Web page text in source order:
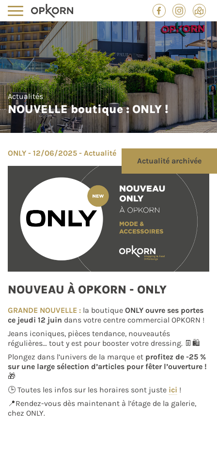
Actualités
NOUVELLE boutique : ONLY !
Actualité archivée
ONLY - 12/06/2025 - Actualité
NOUVEAU À OPKORN - ONLY
GRANDE NOUVELLE : la boutique ONLY ouvre ses portes
ce jeudi 12 juin dans votre centre commercial OPKORN !
Jeans iconiques, pièces tendance, nouveautés
régulières… tout y est pour booster votre dressing. 👖🛍️
Plongez dans l’univers de la marque et profitez de -25 %
sur une large sélection d’articles pour fêter l’ouverture !
🎁
🕒 Toutes les infos sur les horaires sont juste ici !
📍Rendez-vous dès maintenant à l’étage de la galerie,
chez ONLY.